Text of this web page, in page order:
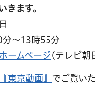
きます。
～13時55分
ームページ (テレビ朝
『東京動画』 でご覧い